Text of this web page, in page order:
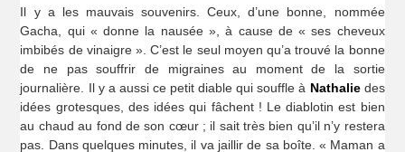
Il y a les mauvais souvenirs. Ceux, d’une bonne, nommée
Gacha, qui « donne la nausée », à cause de « ses cheveux
imbibés de vinaigre ». C’est le seul moyen qu’a trouvé la bonne
de ne pas souffrir de migraines au moment de la sortie
journalière. Il y a aussi ce petit diable qui souffle à Nathaliedes
idées grotesques, des idées qui fâchent ! Le diablotin est bien
au chaud au fond de son cœur ; il sait très bien qu’il n’y restera
pas. Dans quelques minutes, il va jaillir de sa boîte. « Maman a